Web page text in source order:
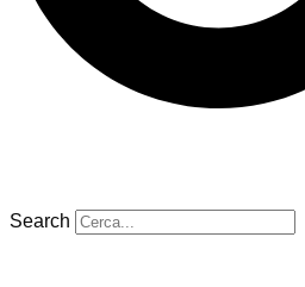
Search